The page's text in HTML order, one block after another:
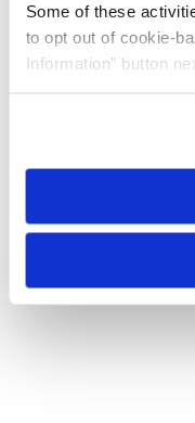
Some of these
to opt out of cookie-
Information” button
need to be set again.